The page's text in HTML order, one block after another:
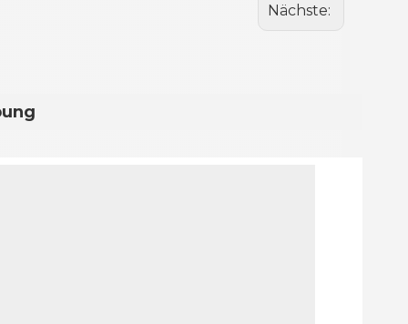
Nächste: